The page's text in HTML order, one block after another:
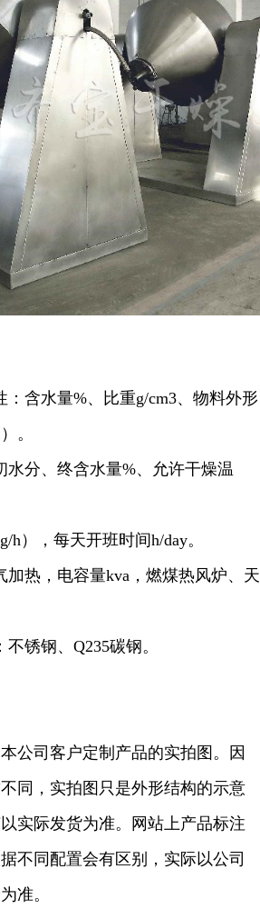
：含水量%、比重g/cm3、物料外形
。
水分、终含水量%、允许干燥温
h），每天开班时间h/day。
加热，电容量kva，燃煤热风炉、天
锈钢、Q235碳钢。
公司客户定制产品的实拍图。因
同，实拍图只是外形结构的示意
实际发货为准。网站上产品标注
不同配置会有区别，实际以公司
准。